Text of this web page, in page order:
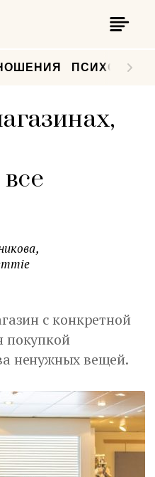
с конкретной
покупкой
ненужных вещей.